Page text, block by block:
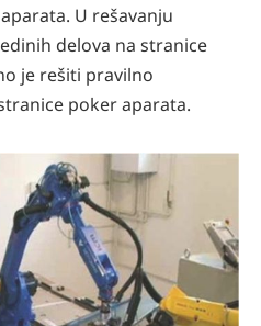
U rešavanju
delova na stranice
je rešiti pravilno
poker aparata.